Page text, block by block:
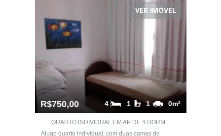
VER IMÓVEL
R$750,00 0m²
1
1
4
QUARTO INDIVIDUAL EM AP DE 4 DORM...
Alugo quarto individual, com duas camas de